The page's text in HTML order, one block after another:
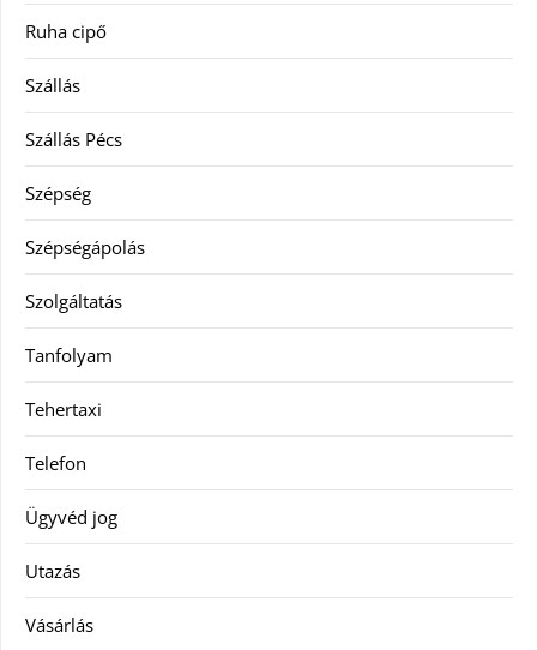
Ruha cipő
Szállás
Szállás Pécs
Szépség
Szépségápolás
Szolgáltatás
Tanfolyam
Tehertaxi
Telefon
Ügyvéd jog
Utazás
Vásárlás